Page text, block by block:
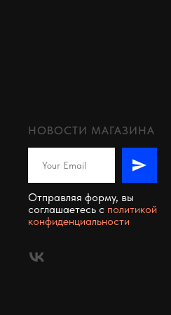
НОВОСТИ МАГАЗИНА
Отправляя форму, вы
соглашаетесь c политикой
конфиденциальности